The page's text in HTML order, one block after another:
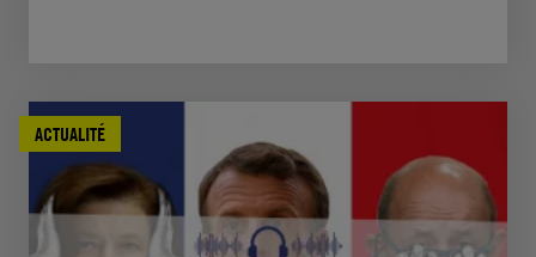
ACTUALITÉ